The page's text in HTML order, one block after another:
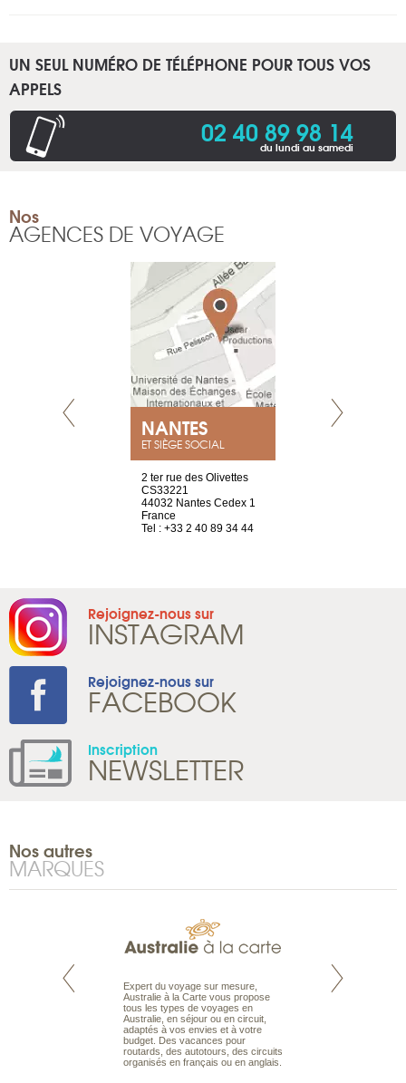
UN SEUL NUMÉRO DE TÉLÉPHONE POUR TOUS VOS
APPELS
02 40 89 98 14
du lundi au samedi
Nos
AGENCES DE VOYAGE
NANTES
ET SIÈGE SOCIAL
2 ter rue des Olivettes
CS33221
44032 Nantes Cedex 1
France
Tel : +33 2 40 89 34 44
Rejoignez-nous sur
INSTAGRAM
Rejoignez-nous sur
FACEBOOK
Inscription
NEWSLETTER
Nos autres
MARQUES
est le spécialiste
Expert du voyage sur mesure,
Australie à la Carte vous propose
tous les types de voyages en
Australie, en séjour ou en circuit,
adaptés à vos envies et à votre
budget. Des vacances pour
routards, des autotours, des circuits
organisés en français ou en anglais.
Parce qu’ils sont